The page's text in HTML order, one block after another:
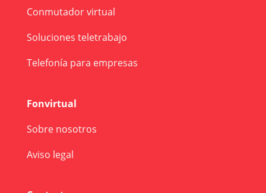
Conmutador virtual
Soluciones teletrabajo
Telefonía para empresas
Fonvirtual
Sobre nosotros
Aviso legal